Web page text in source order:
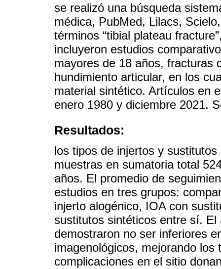
se realizó una búsqueda
médica, PubMed, Lilacs,
términos “tibial plateau
incluyeron estudios
mayores de 18 años, fracturas
hundimiento articular, en los
material sintético. Artículos en
enero 1980 y diciembre 2021.
Resultados:
los tipos de injertos y
muestras en sumatoria total
años. El promedio de
estudios en tres grupos:
injerto alogénico, IOA con
sustitutos sintéticos entre sí.
demostraron no ser inferiores
imagenológicos, mejorando
complicaciones en el sitio